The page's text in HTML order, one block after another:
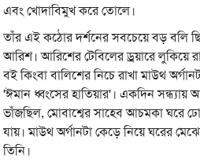
এবং খোদাবিমুখ করে তোলে।
তাঁর এই কঠোর দর্শনের সবচেয়ে বড় বলি
আরিশ। আরিশের টেবিলের ড্রয়ারে লুকিয়ে
বই কিংবা বালিশের নিচে রাখা মাউথ
'ঈমান ধ্বংসের হাতিয়ার'। একদিন
ভাঁজছিল, মোবাশ্বের সাহেব আচমকা ঘরে
যায়। মাউথ অর্গানটা কেড়ে নিয়ে ঘরের
তিনি।